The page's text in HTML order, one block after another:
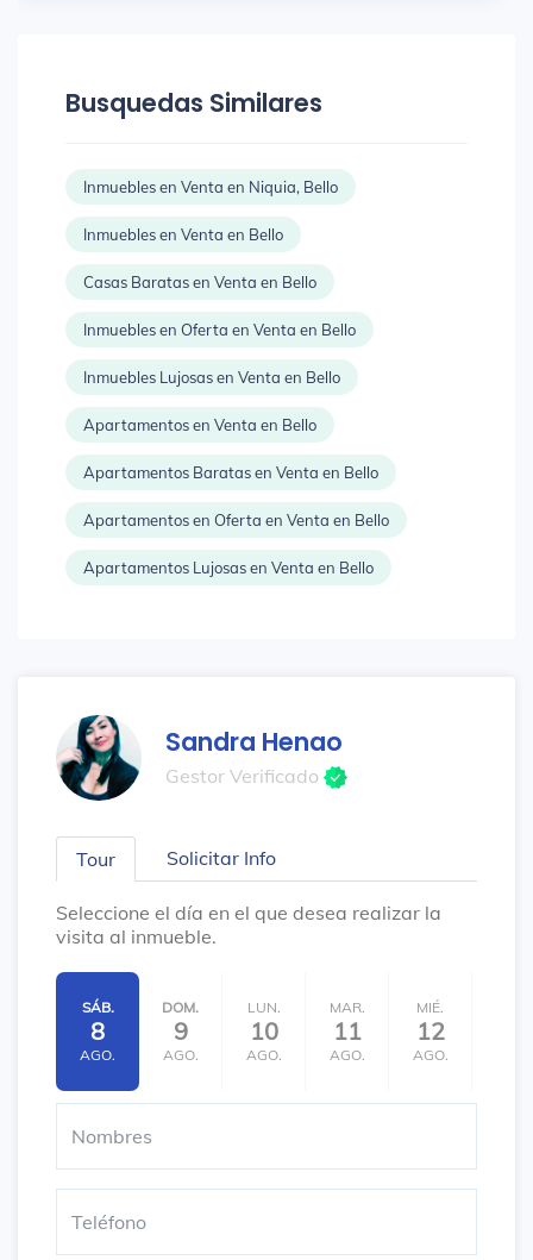
Busquedas Similares
Inmuebles en Venta en Niquia, Bello
Inmuebles en Venta en Bello
Casas Baratas en Venta en Bello
Inmuebles en Oferta en Venta en Bello
Inmuebles Lujosas en Venta en Bello
Apartamentos en Venta en Bello
Apartamentos Baratas en Venta en Bello
Apartamentos en Oferta en Venta en Bello
Apartamentos Lujosas en Venta en Bello
Sandra Henao
Gestor Verificado
Tour Solicitar Info
Seleccione el día en el que desea realizar la
visita al inmueble.
SÁB.
8
AGO.
DOM.
9
AGO.
LUN.
10
AGO.
MAR.
11
AGO.
MIÉ.
12
AGO.